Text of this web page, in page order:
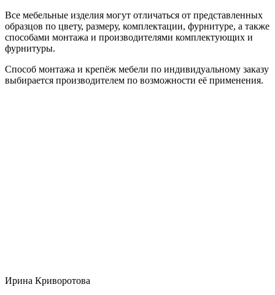
Все мебельные изделия могут отличаться от представленных
образцов по цвету, размеру, комплектации, фурнитуре, а также
способами монтажа и производителями комплектующих и
фурнитуры.
Способ монтажа и крепёж мебели по индивидуальному заказу
выбирается производителем по возможности её применения.
Ирина Криворотова